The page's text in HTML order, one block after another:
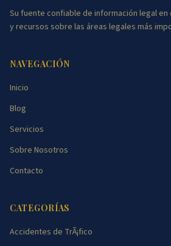
Su fuente confiable de información legal
y recursos sobre las áreas legales más
NAVEGACIÓN
Inicio
Blog
Servicios
Sobre Nosotros
Contacto
CATEGORÍAS
Accidentes de TrÃ¡fico